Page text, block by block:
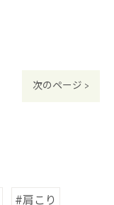
次のページ >
#肩こり